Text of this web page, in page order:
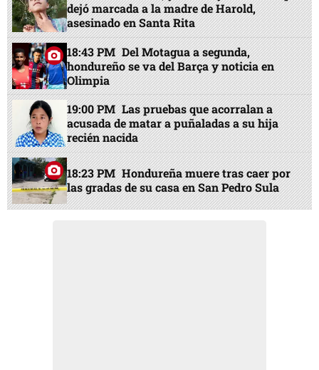
dejó marcada a la madre de Harold,
asesinado en Santa Rita
18:43 PM Del Motagua a segunda,
hondureño se va del Barça y noticia en
Olimpia
19:00 PM Las pruebas que acorralan a
acusada de matar a puñaladas a su hija
recién nacida
18:23 PM Hondureña muere tras caer por
las gradas de su casa en San Pedro Sula